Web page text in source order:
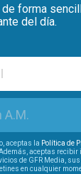
forma
del día.
A.M.
aceptas la Política de
aceptas recibir
de GFR Media,
en cualquier